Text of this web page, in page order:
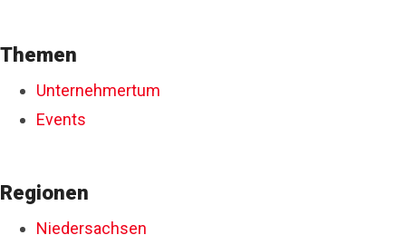
Themen
Unternehmertum
Events
Regionen
Niedersachsen